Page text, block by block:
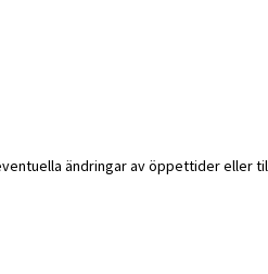
ändringar av öppettider eller